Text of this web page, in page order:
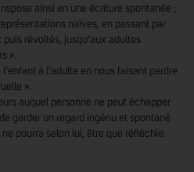
ainsi en une écriture spontanée ;
naïves, en passant par
révoltés, jusqu’aux adultes
».
à l’adulte en nous faisant perdre
».
auquel personne ne peut échapper
garder un regard ingénu et spontané
pourra selon lui, être que réfléchie.